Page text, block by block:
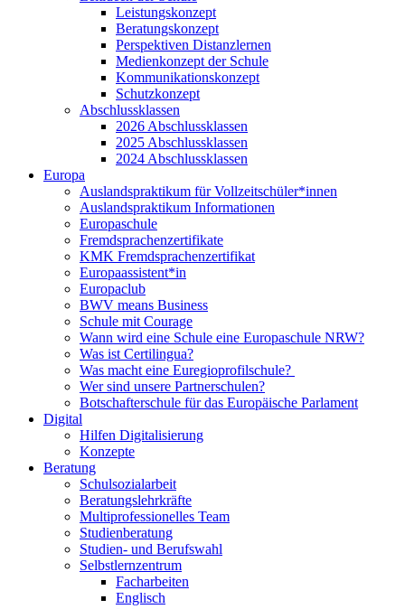
Leistungskonzept
Beratungskonzept
Perspektiven Distanzlernen
Medienkonzept der Schule
Kommunikationskonzept
Schutzkonzept
Abschlussklassen
2026 Abschlussklassen
2025 Abschlussklassen
2024 Abschlussklassen
Europa
Auslandspraktikum für Vollzeitschüler*innen
Auslandspraktikum Informationen
Europaschule
Fremdsprachenzertifikate
KMK Fremdsprachenzertifikat
Europaassistent*in
Europaclub
BWV means Business
Schule mit Courage
Wann wird eine Schule eine Europaschule NRW?
Was ist Certilingua?
Was macht eine Euregioprofilschule?
Wer sind unsere Partnerschulen?
Botschafterschule für das Europäische Parlament
Digital
Hilfen Digitalisierung
Konzepte
Beratung
Schulsozialarbeit
Beratungslehrkräfte
Multiprofessionelles Team
Studienberatung
Studien- und Berufswahl
Selbstlernzentrum
Facharbeiten
Englisch